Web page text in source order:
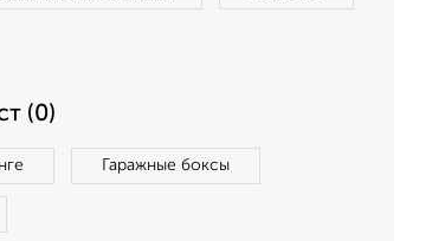
(0)
Гаражные боксы